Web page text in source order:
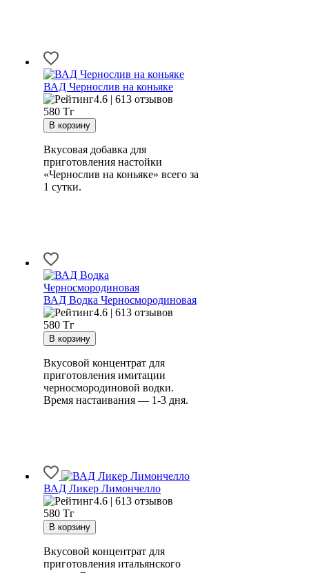
ВАД Чернослив на коньяке
4.6 | 613 отзывов
580 Тг
Вкусовая добавка для
приготовления настойки
«Чернослив на коньяке» всего за
1 сутки.
ВАД Водка Черносмородиновая
4.6 | 613 отзывов
580 Тг
Вкусовой концентрат для
приготовления имитации
черносмородиновой водки.
Время настаивания — 1-3 дня.
ВАД Ликер Лимончелло
4.6 | 613 отзывов
580 Тг
Вкусовой концентрат для
приготовления итальянского